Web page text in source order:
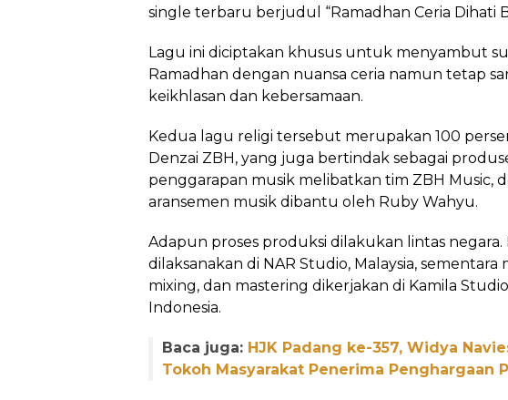
single terbaru berjudul “Ramadhan Ceria Dihati
Lagu ini diciptakan khusus untuk menyambut
Ramadhan dengan nuansa ceria namun tetap
keikhlasan dan kebersamaan.
Kedua lagu religi tersebut merupakan 100
Denzai ZBH, yang juga bertindak sebagai
penggarapan musik melibatkan tim ZBH Music,
aransemen musik dibantu oleh Ruby Wahyu.
Adapun proses produksi dilakukan lintas negara.
dilaksanakan di NAR Studio, Malaysia, sementara
mixing, dan mastering dikerjakan di Kamila
Indonesia.
Baca juga: HJK Padang ke-357, Widya
Tokoh Masyarakat Penerima Penghargaan